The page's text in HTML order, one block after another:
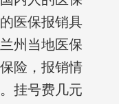
医保报销具
州当地医保
险，报销情
挂号费几元